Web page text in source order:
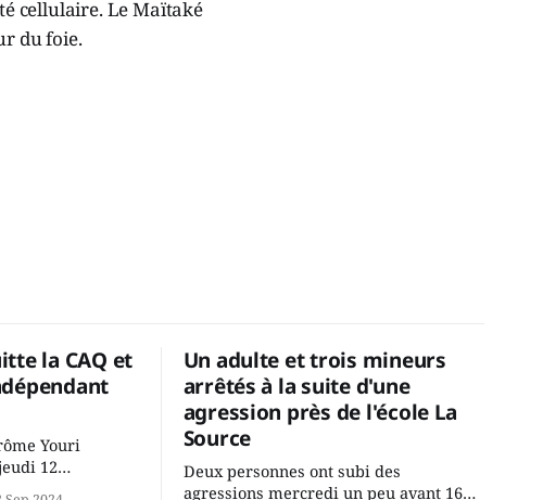
cellulaire. Le Maïtaké
du foie.
la CAQ et
Youri
12
caucus de la
Un adulte et trois mineurs
arrêtés à la suite d'une
agression près de l'école La
Source
Deux personnes ont subi des
agressions mercredi un peu avant 16h